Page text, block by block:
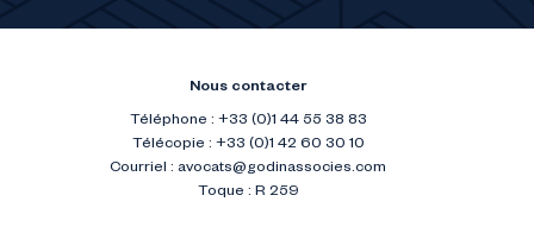
Nous contacter
Téléphone : +33 (0)1 44 55 38 83
Télécopie : +33 (0)1 42 60 30 10
Courriel : avocats@godinassocies.com
Toque : R 259